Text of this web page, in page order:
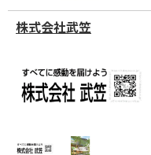
株式会社武笠